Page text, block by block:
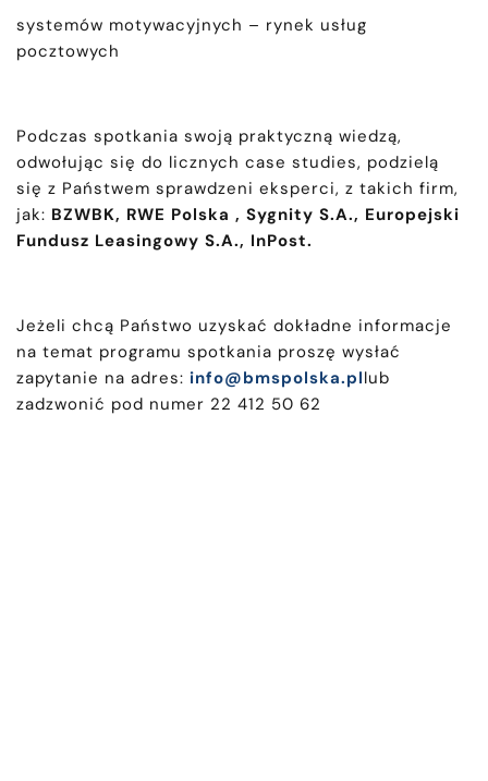
systemów motywacyjnych – rynek usług
pocztowych
Podczas spotkania swoją praktyczną wiedzą,
odwołując się do licznych case studies, podzielą
się z Państwem sprawdzeni eksperci, z takich firm,
jak: BZWBK, RWE Polska , Sygnity S.A., Europejski
Fundusz Leasingowy S.A., InPost.
Jeżeli chcą Państwo uzyskać dokładne informacje
na temat programu spotkania proszę wysłać
zapytanie na adres: info@bmspolska.pllub
zadzwonić pod numer 22 412 50 62